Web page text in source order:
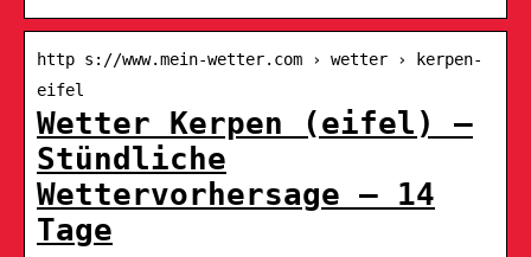
http s://www.mein-wetter.com › wetter › kerpen-
eifel
Wetter Kerpen (eifel) –
Stündliche
Wettervorhersage – 14
Tage